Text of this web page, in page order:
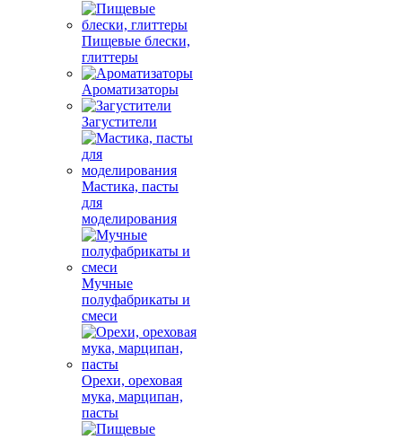
Пищевые блески,
глиттеры
Ароматизаторы
Загустители
Мастика, пасты
для
моделирования
Мучные
полуфабрикаты и
смеси
Орехи, ореховая
мука, марципан,
пасты